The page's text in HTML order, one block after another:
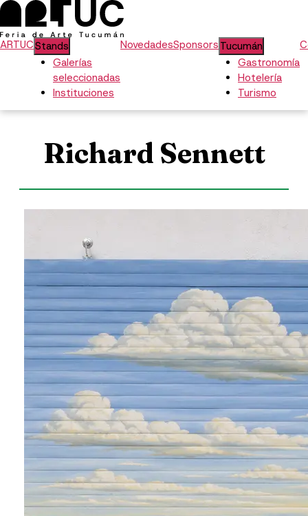
ARTUCStands
Galerías
seleccionadas
Instituciones
NovedadesSponsors Tucumán
Gastronomía
Hotelería
Turismo
Richard Sennett